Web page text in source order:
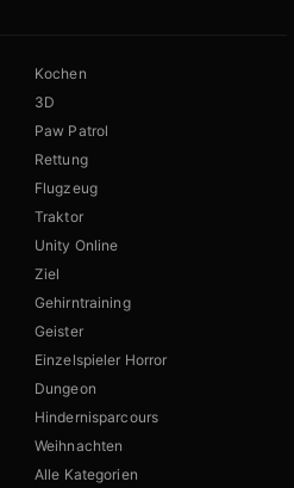
Kochen
3D
Paw Patrol
Rettung
Flugzeug
Traktor
Unity Online
Ziel
Gehirntraining
Geister
Einzelspieler Horror
Dungeon
Hindernisparcours
Weihnachten
Alle Kategorien